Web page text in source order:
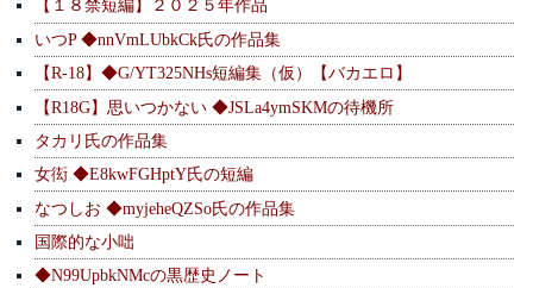
【１８禁短編】２０２５年作品
いつP ◆nnVmLUbkCk氏の作品集
【R-18】◆G/YT325NHs短編集（仮）【バカエロ】
【R18G】思いつかない ◆JSLa4ymSKMの待機所
タカリ氏の作品集
女衒 ◆E8kwFGHptY氏の短編
なつしお ◆myjeheQZSo氏の作品集
国際的な小咄
◆N99UpbkNMcの黒歴史ノート